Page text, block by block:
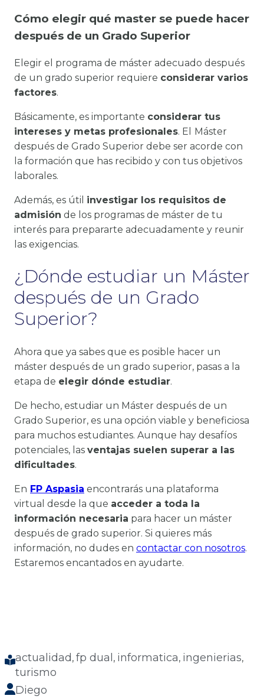
Cómo elegir qué master se puede hacer
después de un Grado Superior
Elegir el programa de máster adecuado después
de un grado superior requiere considerar varios
factores.
Básicamente, es importante considerar tus
intereses y metas profesionales. El
Máster
después de Grado Superior debe ser acorde con
la formación que has recibido y con tus objetivos
laborales.
Además, es útil investigar los requisitos de
admisión de los programas de máster de tu
interés para prepararte adecuadamente y reunir
las exigencias.
¿Dónde estudiar un Máster
después de un Grado
Superior?
Ahora que ya sabes que es posible hacer un
máster después de un grado superior, pasas a la
etapa de elegir dónde estudiar.
De hecho, estudiar un Máster después de un
Grado Superior, es una opción viable y beneficiosa
para muchos estudiantes. Aunque hay desafíos
potenciales, las ventajas suelen superar a las
dificultades.
En FP Aspasia encontrarás una plataforma
virtual desde la que acceder a toda la
información necesaria para hacer un máster
después de grado superior. Si quieres más
información, no dudes en contactar con nosotros.
Estaremos encantados en ayudarte.
actualidad , fp dual , informatica, ingenierias
turismo
Diego